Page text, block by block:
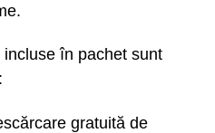
în pachet sunt
gratuită de